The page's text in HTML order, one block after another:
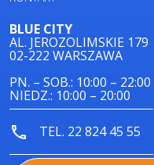
BLUE CITY
AL. JEROZOLIMSKIE 179
02-222 WARSZAWA
PN. – SOB.: 10:00 – 22:00
NIEDZ.: 10:00 – 20:00
TEL. 22 824 45 55